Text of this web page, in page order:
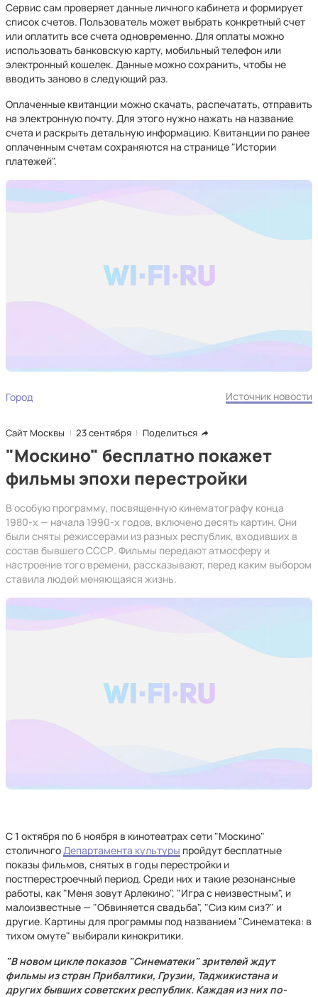
Сервис сам проверяет данные личного кабинета и формирует
список счетов. Пользователь может выбрать конкретный счет
или оплатить все счета одновременно. Для оплаты можно
использовать банковскую карту, мобильный телефон или
электронный кошелек. Данные можно сохранить, чтобы не
вводить заново в следующий раз.
Оплаченные квитанции можно скачать, распечатать, отправить
на электронную почту. Для этого нужно нажать на название
счета и раскрыть детальную информацию. Квитанции по ранее
оплаченным счетам сохраняются на странице "Истории
платежей".
Город Источник новости
Сайт Москвы 23 сентября Поделиться
"Москино" бесплатно покажет
фильмы эпохи перестройки
В особую программу, посвященную кинематографу конца
1980-х — начала 1990-х годов, включено десять картин. Они
были сняты режиссерами из разных республик, входивших в
состав бывшего СССР. Фильмы передают атмосферу и
настроение того времени, рассказывают, перед каким выбором
ставила людей меняющаяся жизнь.
С 1 октября по 6 ноября в кинотеатрах сети "Москино"
столичногоДепартамента культуры пройдут бесплатные
показы фильмов, снятых в годы перестройки и
постперестроечный период. Среди них и такие резонансные
работы, как "Меня зовут Арлекино", "Игра с неизвестным", и
малоизвестные — "Обвиняется свадьба", "Сиз ким сиз?" и
другие. Картины для программы под названием "Синематека: в
тихом омуте" выбирали кинокритики.
"В новом цикле показов "Синематеки" зрителей ждут
фильмы из стран Прибалтики, Грузии, Таджикистана и
других бывших советских республик. Каждая из них по-